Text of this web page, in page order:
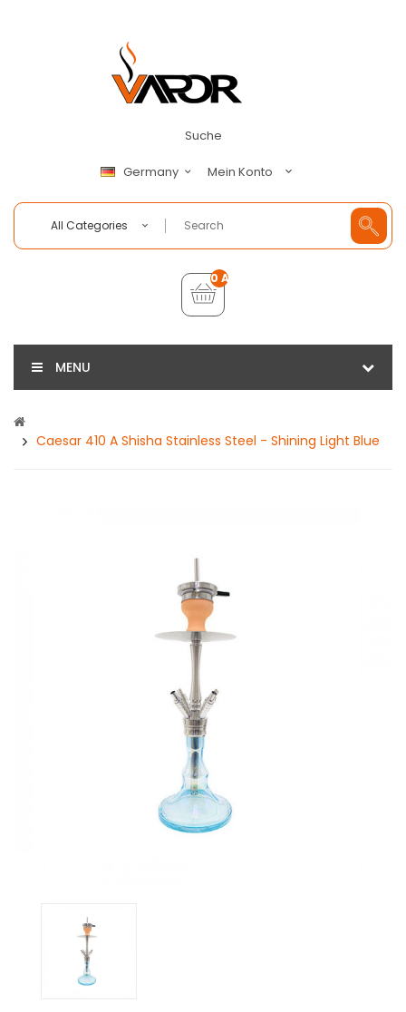
Suche
Germany Mein Konto
All Categories
0 Artikel - €0,00
MENU
Caesar 410 A Shisha Stainless Steel - Shining Light Blue